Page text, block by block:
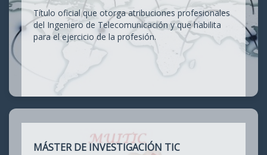
Título oficial que otorga atribuciones profesionales
del Ingeniero de Telecomunicación y que habilita
para el ejercicio de la profesión.
MÁSTER DE INVESTIGACIÓN TIC